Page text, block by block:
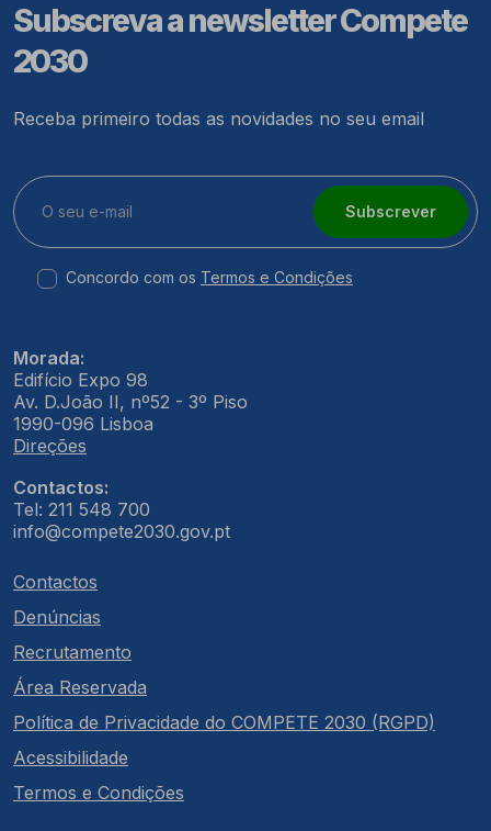
Subscreva a newsletter Compete
2030
Receba primeiro todas as novidades no seu email
Subscrever
Concordo com os Termos e Condições
Morada:
Edifício Expo 98
Av. D.João II, nº52 - 3º Piso
1990-096 Lisboa
Direções
Contactos:
Tel: 211 548 700
info@compete2030.gov.pt
Contactos
Denúncias
Recrutamento
Área Reservada
Política de Privacidade do COMPETE 2030 (RGPD)
Acessibilidade
Termos e Condições